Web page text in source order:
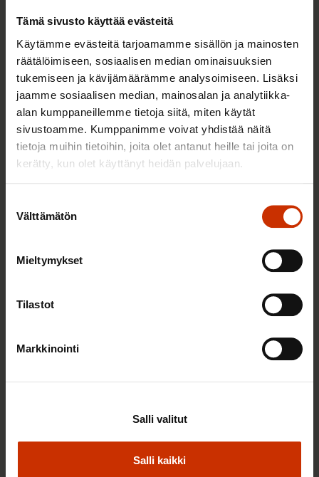
Tämä sivusto käyttää evästeitä
Käytämme evästeitä tarjoamamme sisällön ja mainosten
räätälöimiseen, sosiaalisen median ominaisuuksien
tukemiseen ja kävijämäärämme analysoimiseen. Lisäksi
jaamme sosiaalisen median, mainosalan ja analytiikka-
alan kumppaneillemme tietoja siitä, miten käytät
sivustoamme. Kumppanimme voivat yhdistää näitä
tietoja muihin tietoihin, joita olet antanut heille tai joita on
kerätty, kun olet käyttänyt heidän palvelujaan.
valinta
Välttämätön
Mieltymykset
Tilastot
Markkinointi
Salli kaikki
Salli valitut
2.6.2026 11:00
TERVE JA HYVÄ TYÖELÄMÄ
22.5.2026 9:00
Työaikaisella ruokailulla on väliä – lue vinkit